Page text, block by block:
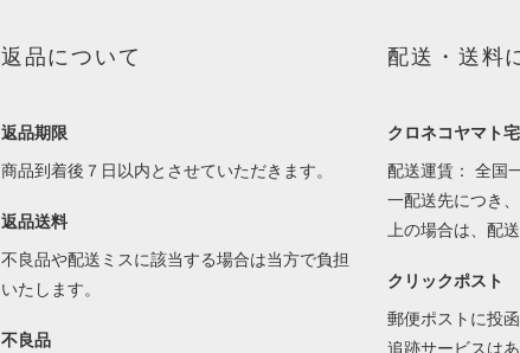
返品について
返品期限
商品到着後７日以内とさせていただきます。
返品送料
不良品や配送ミスに該当する場合は当方で負担
いたします。
不良品
配送・送料
クロネコヤマト
配送運賃： 全国
一配送先につき
上の場合は、配
クリックポスト
郵便ポストに投函
追跡サービスは